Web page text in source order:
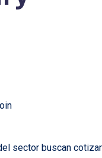
sector buscan